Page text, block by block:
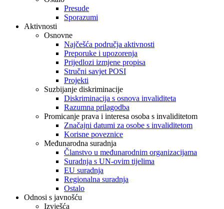
Presude
Sporazumi
Aktivnosti
Osnovne
Najčešća područja aktivnosti
Preporuke i upozorenja
Prijedlozi izmjene propisa
Stručni savjet POSI
Projekti
Suzbijanje diskriminacije
Diskriminacija s osnova invaliditeta
Razumna prilagodba
Promicanje prava i interesa osoba s invaliditetom
Značajni datumi za osobe s invaliditetom
Korisne poveznice
Međunarodna suradnja
Članstvo u međunarodnim organizacijama
Suradnja s UN-ovim tijelima
EU suradnja
Regionalna suradnja
Ostalo
Odnosi s javnošću
Izvješća